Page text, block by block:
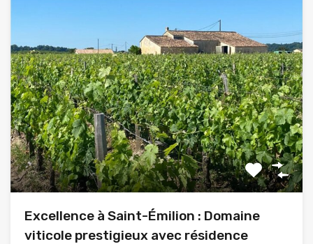
Excellence à Saint-Émilion : Domaine
viticole prestigieux avec résidence